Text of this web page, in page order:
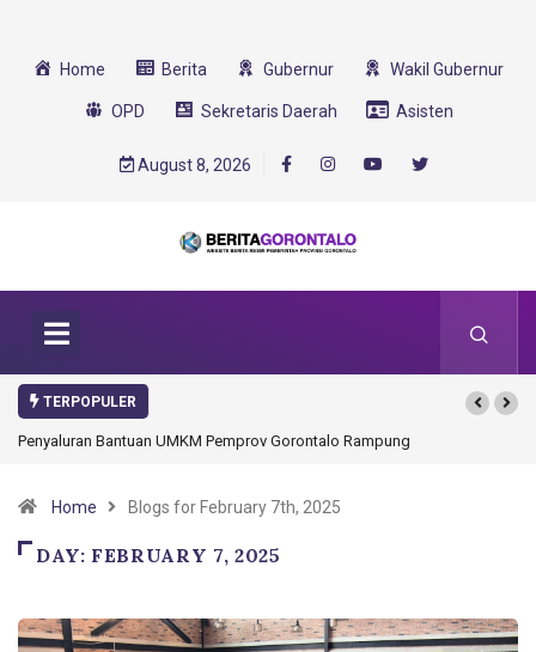
Home Berita Gubernur Wakil Gubernur
OPD Sekretaris Daerah Asisten
August 8, 2026
TERPOPULER
Bantuan UMKM Pemprov Gorontalo RampungGorontalo Ikut Dukung
Home Blogs for February 7th, 2025
DAY: FEBRUARY 7, 2025